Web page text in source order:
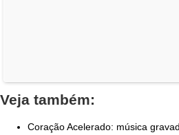
Veja também:
Coração Acelerado: música